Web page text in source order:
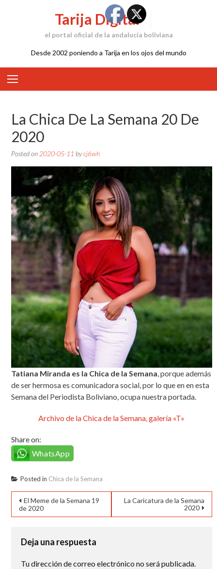
Tarija Digital
el portal oficial de la andalucía boliviana
Desde 2002 poniendo a Tarija en los ojos del mundo
La Chica De La Semana 20 De
2020
Posted on 2020-05-11 bycj6wh
Tatiana Miranda es la Chica de la Semana, porque además
de ser hermosa es comunicadora social, por lo que en en esta
Semana del Periodista Boliviano, ocupa nuestra portada.
Archivo de la Chica de la Semana, galería «T»
Share on:
WhatsApp
Posted in Chica de la Semana
Navegación
de
entradas
El Meme de la Semana 19
de 2020
La Caricatura de la Semana
2020
Deja una respuesta
Tu dirección de correo electrónico no será publicada.